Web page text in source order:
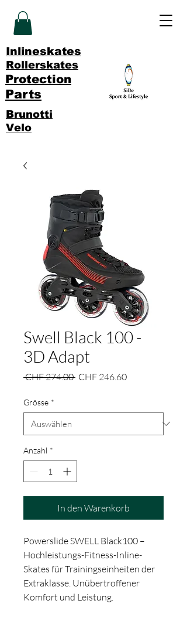
Inlineskates
Rollerskates
Protection
Parts
Brunotti
Velo
Swell Black 100 -
3D Adapt
CHF 274.00 Standardpreis
CHF 246.60Sale-
Grösse *
Anzahl *
In den Warenkorb
Powerslide SWELL Black100 –
Hochleistungs-Fitness-Inline-
Skates für Trainingseinheiten der
Extraklasse. Unübertroffener
Komfort und Leistung.